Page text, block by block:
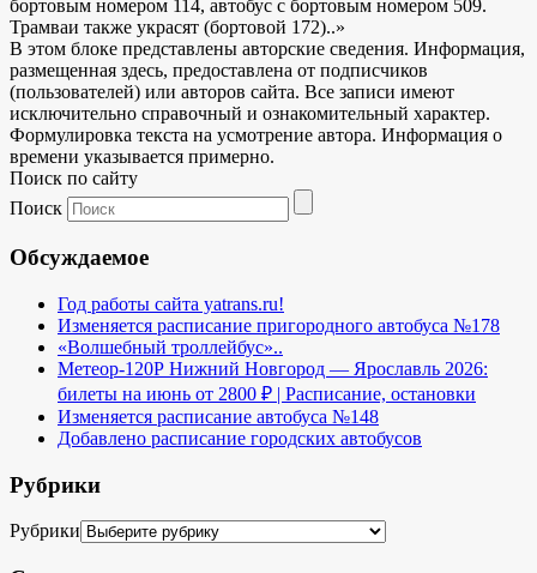
бортовым номером 114, автобус с бортовым номером 509.
Трамваи также украсят (бортовой 172)..»
В этом блоке представлены авторские сведения. Информация,
размещенная здесь, предоставлена от подписчиков
(пользователей) или авторов сайта. Все записи имеют
исключительно справочный и ознакомительный характер.
Формулировка текста на усмотрение автора. Информация о
времени указывается примерно.
Поиск по сайту
Поиск
Обсуждаемое
Год работы сайта yatrans.ru!
Изменяется расписание пригородного автобуса №178
«Волшебный троллейбус»..
Метеор-120Р Нижний Новгород — Ярославль 2026:
билеты на июнь от 2800 ₽ | Расписание, остановки
Изменяется расписание автобуса №148
Добавлено расписание городских автобусов
Рубрики
Рубрики